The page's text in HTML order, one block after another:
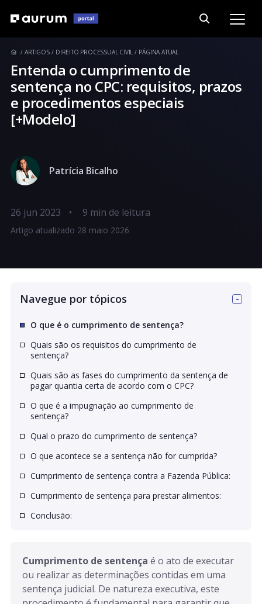
ARTIGOS DIREITO PROCESSUAL CIVIL PÁGINA ATUAL
Entenda o cumprimento de
sentença no CPC: requisitos, prazos
e procedimentos especiais
[+Modelo]
Patrícia Bicalho
26 jun 2023 •
Artigo atualizado 28 maio 2026
Navegue por tópicos
O que é o cumprimento de sentença?
Quais são os requisitos do cumprimento de
sentença?
Quais são as fases do cumprimento da sentença de
pagar quantia certa de acordo com o CPC?
O que é a impugnação ao cumprimento de
sentença?
Qual o prazo do cumprimento de sentença?
O que acontece se a sentença não for cumprida?
Cumprimento de sentença contra a Fazenda Pública:
Cumprimento de sentença para prestar alimentos:
Conclusão:
Cumprimento de sentença é o ato de executar
ou realizar as determinações contidas em uma
sentença judicial. De natureza executiva, este